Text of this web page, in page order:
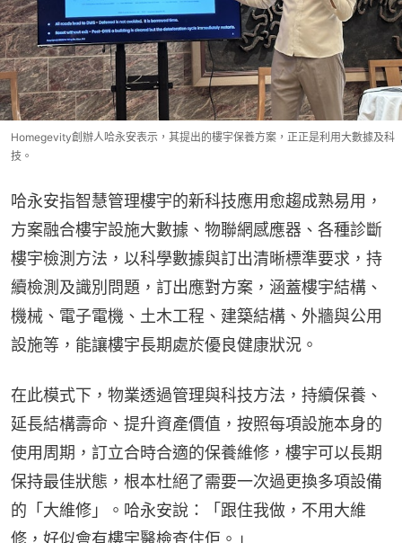
Homegevity創辦人哈永安表示，其提出的樓宇保養方案，正正是利用大數據及科
技。
哈永安指智慧管理樓宇的新科技應用愈趨成熟易用，
方案融合樓宇設施大數據、物聯網感應器、各種診斷
樓宇檢測方法，以科學數據與訂出清晰標準要求，持
續檢測及識別問題，訂出應對方案，涵蓋樓宇結構、
機械、電子電機、土木工程、建築結構、外牆與公用
設施等，能讓樓宇長期處於優良健康狀況。
在此模式下，物業透過管理與科技方法，持續保養、
延長結構壽命、提升資產價值，按照每項設施本身的
使用周期，訂立合時合適的保養維修，樓宇可以長期
保持最佳狀態，根本杜絕了需要一次過更換多項設備
的「大維修」。哈永安說：「跟住我做，不用大維
修，好似會有樓宇醫檢查住佢。」